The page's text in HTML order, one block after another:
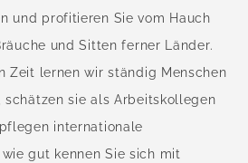
und profitieren Sie vom Hauch
und Sitten ferner Länder.
Zeit lernen wir ständig Menschen
schätzen sie als Arbeitskollegen
internationale
gut kennen Sie sich mit